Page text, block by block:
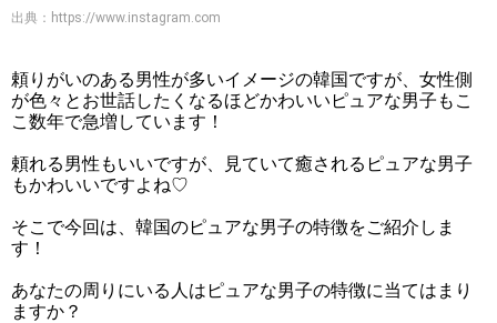
出典： https://www.instagram.com
頼りがいのある男性が多いイメージの韓国ですが、女性側
が色々とお世話したくなるほどかわいいピュアな男子もこ
こ数年で急増しています！
頼れる男性もいいですが、見ていて癒されるピュアな男子
もかわいいですよね♡
そこで今回は、韓国のピュアな男子の特徴をご紹介しま
す！
あなたの周りにいる人はピュアな男子の特徴に当てはまり
ますか？